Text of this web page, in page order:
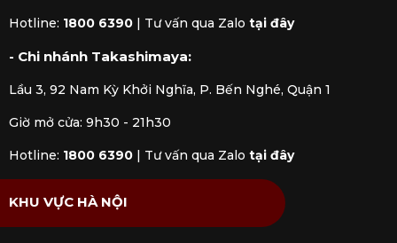
Hotline: 1800 6390 Tư vấn qua Zalo tại đây
- Chi nhánh Takashimaya:
Lầu 3, 92 Nam Kỳ Khởi Nghĩa, P. Bến Nghé, Quận 1
Giờ mở cửa: 9h30 - 21h30
Hotline: 1800 6390 Tư vấn qua Zalo tại đây
KHU VỰC HÀ NỘI